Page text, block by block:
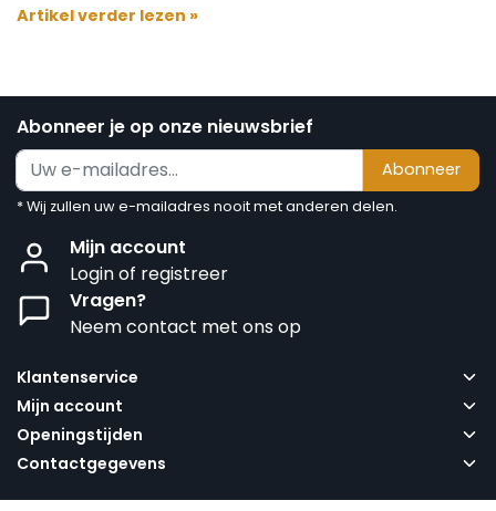
Artikel verder lezen »
Abonneer je op onze nieuwsbrief
Abonneer
* Wij zullen uw e-mailadres nooit met anderen delen.
Mijn account
Login of registreer
Vragen?
Neem contact met ons op
Klantenservice
Mijn account
Openingstijden
Contactgegevens